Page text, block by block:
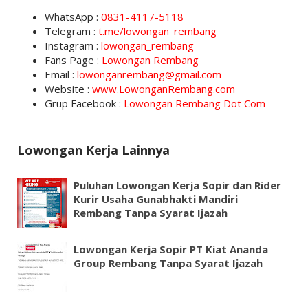
WhatsApp : 0831-4117-5118
Telegram : t.me/lowongan_rembang
Instagram : lowongan_rembang
Fans Page : Lowongan Rembang
Email : lowonganrembang@gmail.com
Website : www.LowonganRembang.com
Grup Facebook : Lowongan Rembang Dot Com
Lowongan Kerja Lainnya
Puluhan Lowongan Kerja Sopir dan Rider
Kurir Usaha Gunabhakti Mandiri
Rembang Tanpa Syarat Ijazah
Lowongan Kerja Sopir PT Kiat Ananda
Group Rembang Tanpa Syarat Ijazah